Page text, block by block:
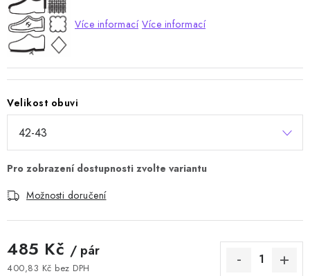
Více informací Více informací
Velikost obuvi
Možnosti doručení
485 Kč / pár
400,83 Kč bez DPH